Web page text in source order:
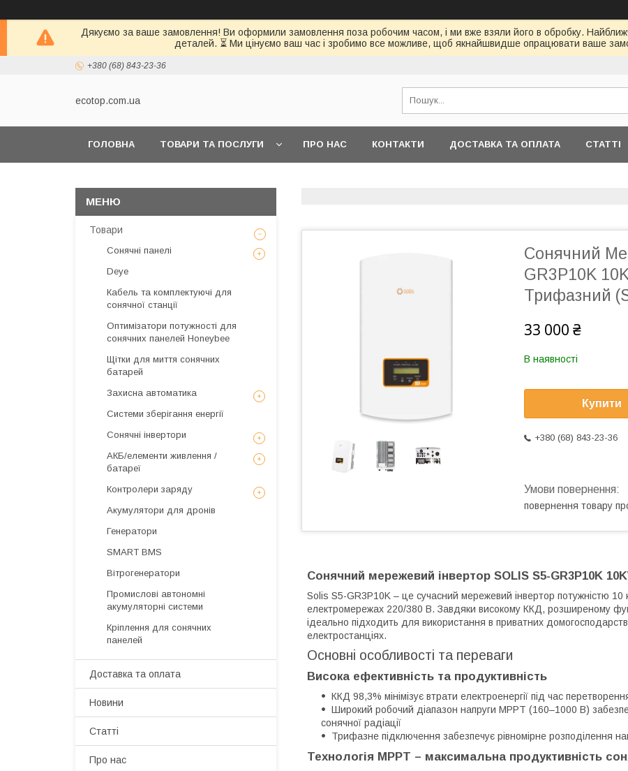
Дякуємо за ваше замовлення! Ви оформили замовлення поза робочим часом, і ми вже взяли його в обробку.
деталей. ⏳ Ми цінуємо ваш час і зробимо все можливе, щоб якнайшвидше опрацювати ваше
+380 (68) 843-23-36
ecotop.com.ua
ГОЛОВНА ТОВАРИ ТА ПОСЛУГИ ПРО НАС КОНТАКТИ ДОСТАВКА ТА ОПЛАТА СТАТТІ
Сонячний
GR3P10K
Трифазний
33 000 ₴
В наявності
Купити
+380 (68) 843-23-36
повернення товару
Сонячний мережевий інвертор SOLIS S5-GR3P10K
Solis S5-GR3P10K – це сучасний мережевий інвертор потужністю
електромережах 220/380 В. Завдяки високому ККД, розширеному
ідеально підходить для використання в приватних
електростанціях.
Основні особливості та переваги
Висока ефективність та продуктивність
ККД 98,3% мінімізує втрати електроенергії під час
Широкий робочий діапазон напруги MPPT (160–1000 В)
сонячної радіації
Трифазне підключення забезпечує рівномірне розподілення
Технологія MPPT – максимальна продуктивність
Товари
Сонячні панелі
Deye
Кабель та комплектуючі для
сонячної станції
Оптимізатори потужності для
сонячних панелей Honeybee
Щітки для миття сонячних
батарей
Захисна автоматика
Системи зберігання енергії
Сонячні інвертори
АКБ/елементи живлення /
батареї
Контролери заряду
Акумулятори для дронів
Генератори
SMART BMS
Вітрогенератори
Промислові автономні
акумуляторні системи
Кріплення для сонячних
панелей
Доставка та оплата
Новини
Статті
Про нас